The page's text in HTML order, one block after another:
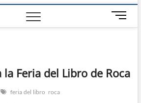
B
o
d
e
la Feria del Libro de Roca
feria del libro roca